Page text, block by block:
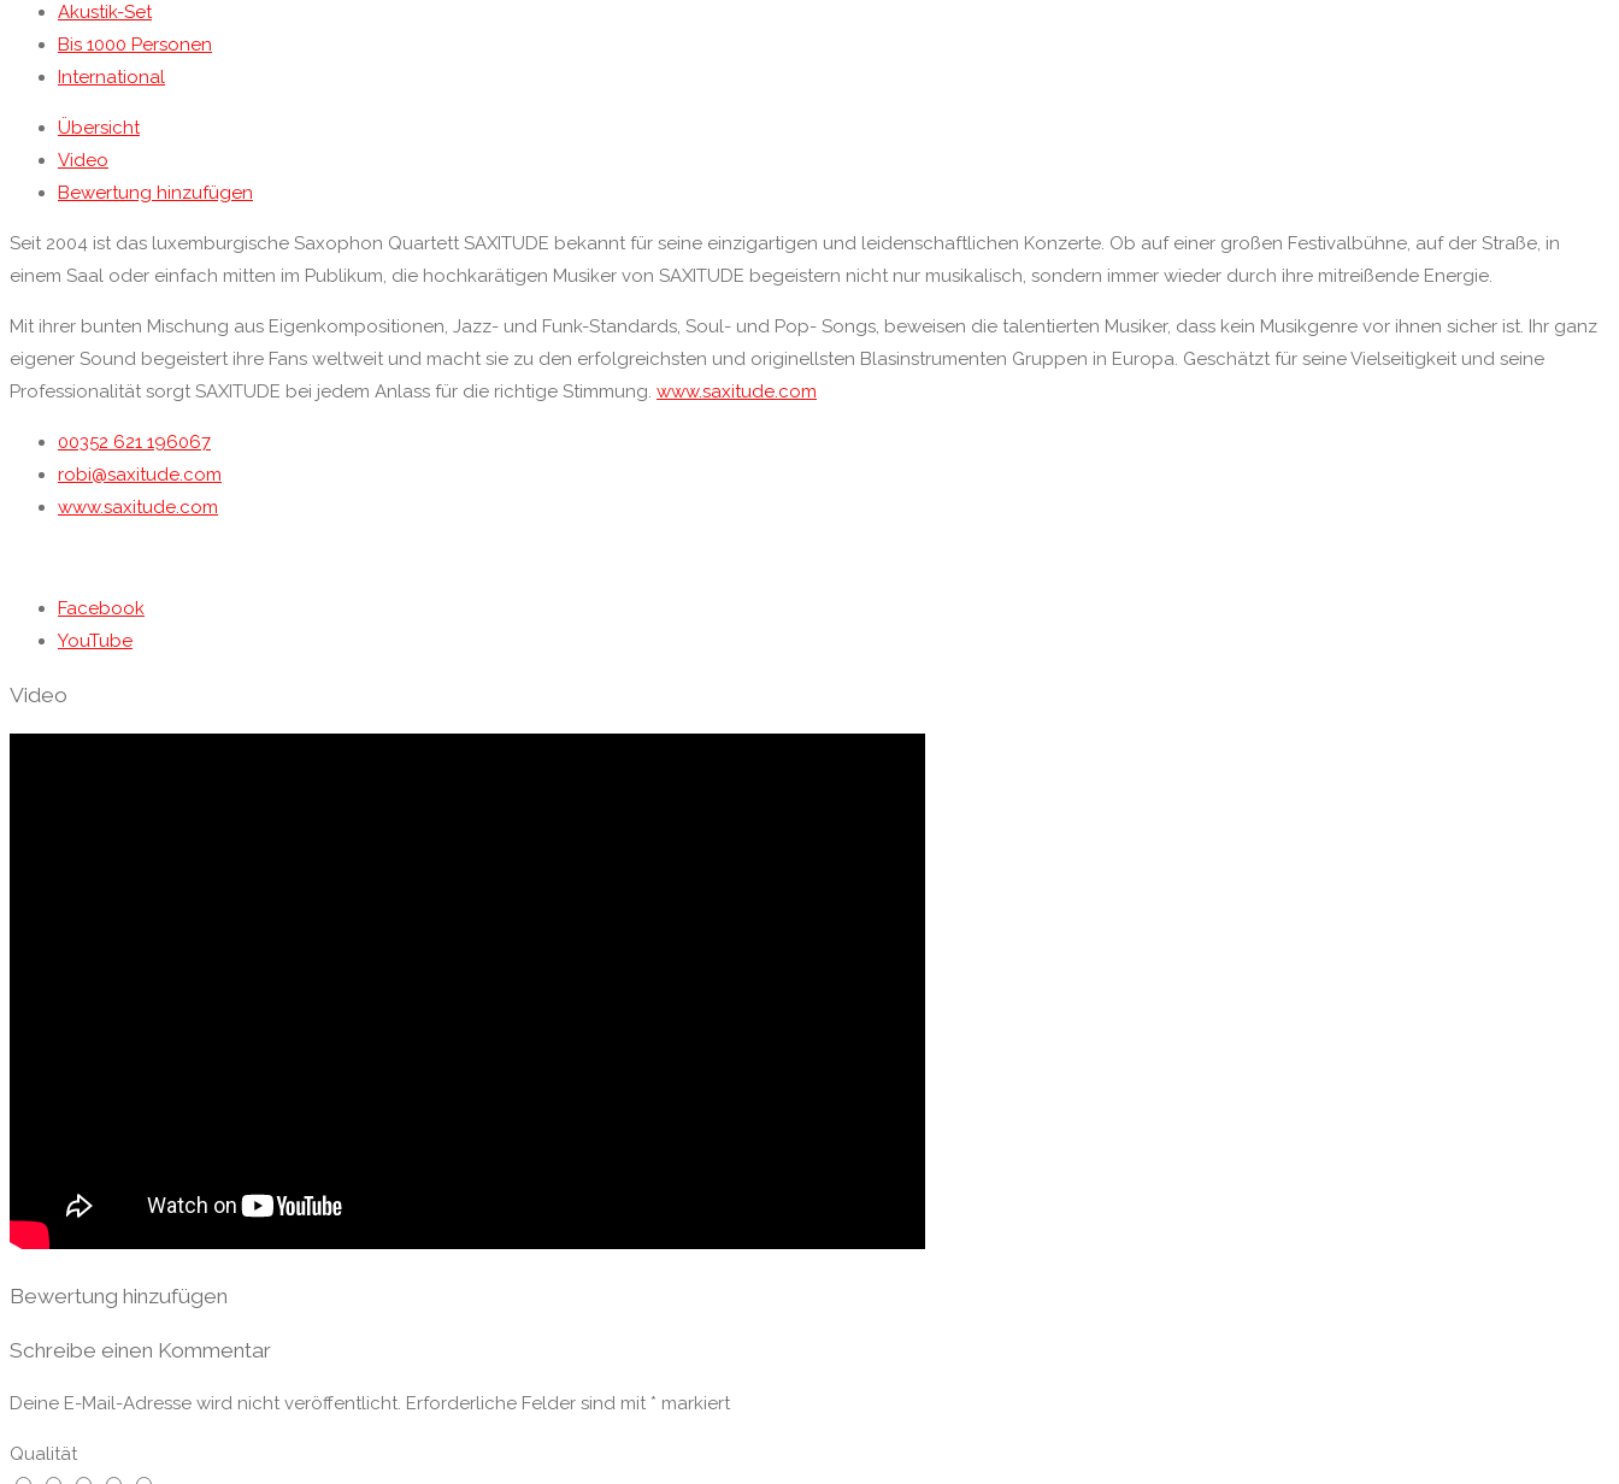
Akustik-Set
Bis 1000 Personen
International
Übersicht
Video
Bewertung hinzufügen
Seit 2004 ist das luxemburgische Saxophon Quartett SAXITUDE bekannt für seine einzigartigen und leidenschaftlichen Konzerte. Ob auf einer großen Festivalbühne, auf der Straße, in
einem Saal oder einfach mitten im Publikum, die hochkarätigen Musiker von SAXITUDE begeistern nicht nur musikalisch, sondern immer wieder durch ihre mitreißende Energie.
Mit ihrer bunten Mischung aus Eigenkompositionen, Jazz- und Funk-Standards, Soul- und Pop- Songs, beweisen die talentierten Musiker, dass kein Musikgenre vor ihnen sicher ist. Ihr ganz
eigener Sound begeistert ihre Fans weltweit und macht sie zu den erfolgreichsten und originellsten Blasinstrumenten Gruppen in Europa. Geschätzt für seine Vielseitigkeit und seine
Professionalität sorgt SAXITUDE bei jedem Anlass für die richtige Stimmung. www.saxitude.com
00352 621 196067
robi@saxitude.com
www.saxitude.com
Facebook
YouTube
Video
Bewertung hinzufügen
Schreibe einen Kommentar
Deine E-Mail-Adresse wird nicht veröffentlicht. Erforderliche Felder sind mit * markiert
Qualität